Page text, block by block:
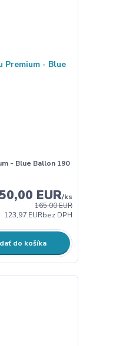
- Blue Ballon 190
165,00 EUR
EUR/ks
123,97 EURbez DPH
do košíka